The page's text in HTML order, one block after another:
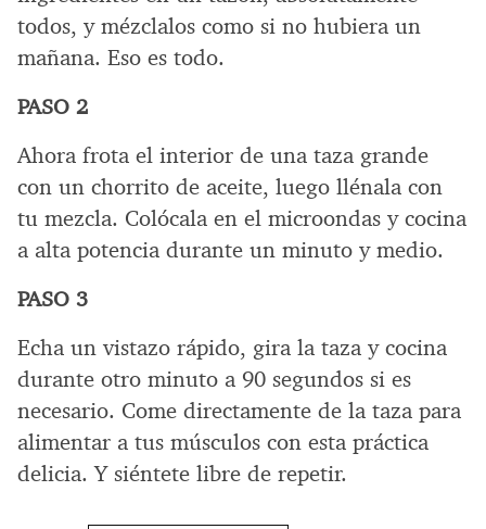
todos, y mézclalos como si no hubiera un
mañana. Eso es todo.
PASO 2
Ahora frota el interior de una taza grande
con un chorrito de aceite, luego llénala con
tu mezcla. Colócala en el microondas y cocina
a alta potencia durante un minuto y medio.
PASO 3
Echa un vistazo rápido, gira la taza y cocina
durante otro minuto a 90 segundos si es
necesario. Come directamente de la taza para
alimentar a tus músculos con esta práctica
delicia. Y siéntete libre de repetir.